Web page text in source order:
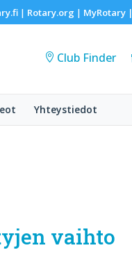
| Rotary.org | MyRotary |
Club Finder
Yhteystiedot
vaihto